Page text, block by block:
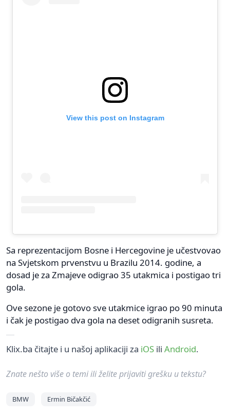
View this post on Instagram
Sa reprezentacijom Bosne i Hercegovine je učestvovao
na Svjetskom prvenstvu u Brazilu 2014. godine, a
dosad je za Zmajeve odigrao 35 utakmica i postigao tri
gola.
Ove sezone je gotovo sve utakmice igrao po 90 minuta
i čak je postigao dva gola na deset odigranih susreta.
Klix.ba čitajte i u našoj aplikaciji za iOS ili Android.
Znate nešto više o temi ili želite prijaviti grešku u tekstu?
BMW Ermin Bičakčić